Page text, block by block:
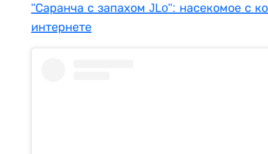
"Саранча с запахом JLo": насекомое с
интернете